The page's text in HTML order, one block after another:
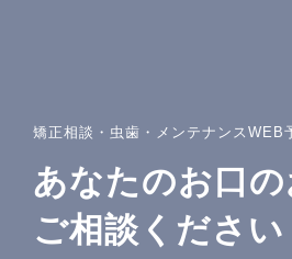
矯正相談・虫歯・メンテナンスWEB
あなたのお口
ご相談ください